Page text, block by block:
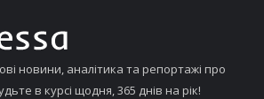
новини, аналітика та репортажі про
в курсі щодня, 365 днів на рік!